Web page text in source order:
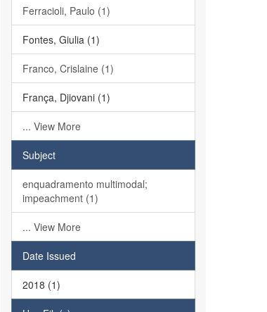
Ferracioli, Paulo (1)
Fontes, Giulia (1)
Franco, Crislaine (1)
França, Djiovani (1)
... View More
Subject
enquadramento multimodal;
impeachment (1)
... View More
Date Issued
2018 (1)